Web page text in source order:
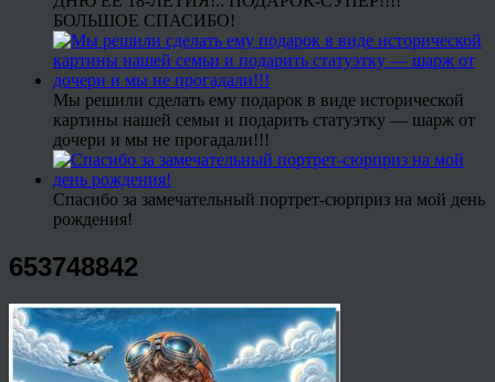
БОЛЬШОЕ СПАСИБО!
Мы решили сделать ему подарок в виде исторической
картины нашей семьи и подарить статуэтку — шарж от
дочери и мы не прогадали!!!
Спасибо за замечательный портрет-сюрприз на мой день
рождения!
653748842